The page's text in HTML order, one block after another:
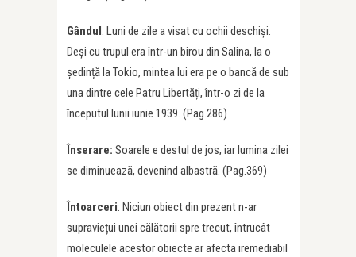
Gândul: Luni de zile a visat cu ochii deschiși.
Deși cu trupul era într-un birou din Salina, la o
ședință la Tokio, mintea lui era pe o bancă de sub
una dintre cele Patru Libertăți, într-o zi de la
începutul lunii iunie 1939. (Pag.286)
Înserare: Soarele e destul de jos, iar lumina zilei
se diminuează, devenind albastră. (Pag.369)
Întoarceri: Niciun obiect din prezent n-ar
supraviețui unei călătorii spre trecut, întrucât
moleculele acestor obiecte ar afecta iremediabil